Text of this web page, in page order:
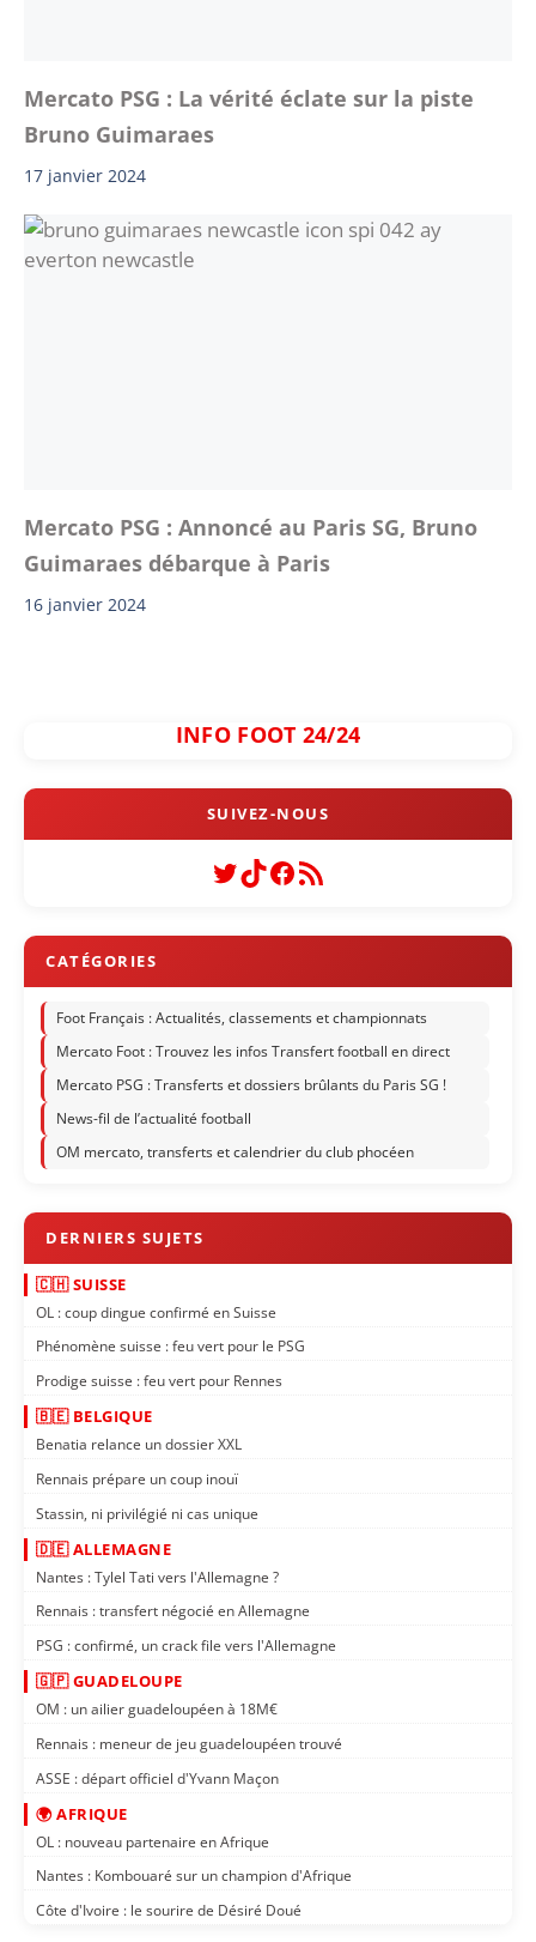
Mercato PSG : La vérité éclate sur la piste
Bruno Guimaraes
17 janvier 2024
Mercato PSG : Annoncé au Paris SG, Bruno
Guimaraes débarque à Paris
16 janvier 2024
INFO FOOT 24/24
Twitter
TikTok
Facebook
Flux RSS
Foot Français : Actualités, classements et championnats
Mercato Foot : Trouvez les infos Transfert football en direct
Mercato PSG : Transferts et dossiers brûlants du Paris SG !
News-fil de l’actualité football
OM mercato, transferts et calendrier du club phocéen
🇨🇭 SUISSE
OL : coup dingue confirmé en Suisse
Phénomène suisse : feu vert pour le PSG
Prodige suisse : feu vert pour Rennes
🇧🇪 BELGIQUE
Benatia relance un dossier XXL
Rennais prépare un coup inouï
Stassin, ni privilégié ni cas unique
🇩🇪 ALLEMAGNE
Nantes : Tylel Tati vers l'Allemagne ?
Rennais : transfert négocié en Allemagne
PSG : confirmé, un crack file vers l'Allemagne
🇬🇵 GUADELOUPE
OM : un ailier guadeloupéen à 18M€
Rennais : meneur de jeu guadeloupéen trouvé
ASSE : départ officiel d'Yvann Maçon
🌍 AFRIQUE
OL : nouveau partenaire en Afrique
Nantes : Kombouaré sur un champion d'Afrique
Côte d'Ivoire : le sourire de Désiré Doué